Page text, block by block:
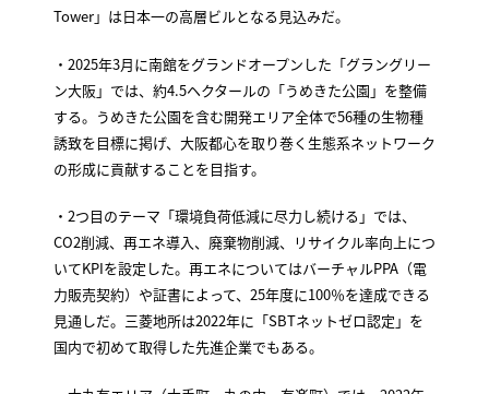
Tower」は日本一の高層ビルとなる見込みだ。
・2025年3月に南館をグランドオープンした「グラングリー
ン大阪」では、約4.5ヘクタールの「うめきた公園」を整備
する。うめきた公園を含む開発エリア全体で56種の生物種
誘致を目標に掲げ、大阪都心を取り巻く生態系ネットワーク
の形成に貢献することを目指す。
・2つ目のテーマ「環境負荷低減に尽力し続ける」では、
CO2削減、再エネ導入、廃棄物削減、リサイクル率向上につ
いてKPIを設定した。再エネについてはバーチャルPPA（電
力販売契約）や証書によって、25年度に100％を達成できる
見通しだ。三菱地所は2022年に「SBTネットゼロ認定」を
国内で初めて取得した先進企業でもある。